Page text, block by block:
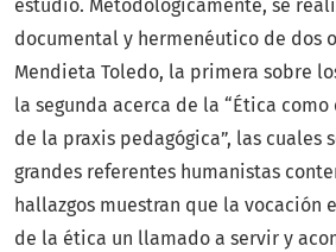
estudio. Metodológicamente, se
documental y hermenéutico de dos
Mendieta Toledo, la primera sobre
la segunda acerca de la “Ética
de la praxis pedagógica”, las cuales
grandes referentes humanistas
hallazgos muestran que la vocación
de la ética un llamado a servir y